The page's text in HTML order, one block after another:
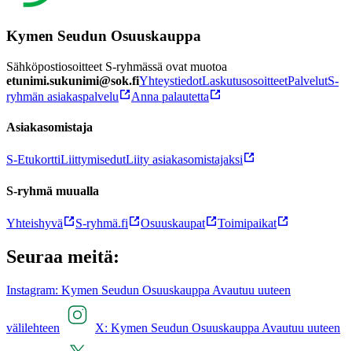
Kymen Seudun Osuuskauppa
Sähköpostiosoitteet S-ryhmässä ovat muotoa
etunimi.sukunimi@sok.fiYhteystiedotLaskutusosoitteetPalvelutS-
ryhmän asiakaspalvelu
Anna palautetta
Asiakasomistaja
S-EtukorttiLiittymisedutLiity asiakasomistajaksi
S-ryhmä muualla
Yhteishyvä S-ryhmä.fi Osuuskaupat Toimipaikat
Seuraa meitä:
Instagram: Kymen Seudun Osuuskauppa Avautuu uuteen
välilehteen X: Kymen Seudun Osuuskauppa Avautuu uuteen